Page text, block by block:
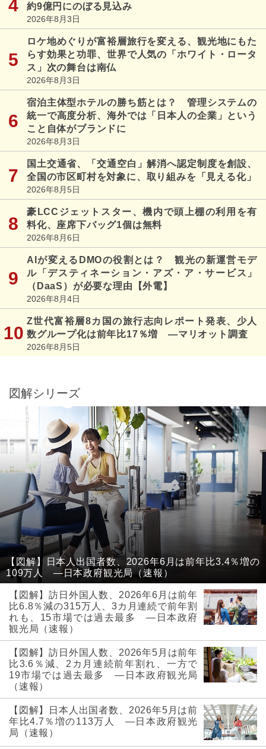
約9億円にのぼる見込み
2026年8月3日
ロケ地めぐりが富裕層旅行を変える、観光地にもた
らす効果と功罪、世界で人気の「ホワイト・ロータ
ス」次の舞台は南仏
2026年8月3日
宿泊主体型ホテルの勝ち筋とは？ 管理システムの
統一で高度分析、海外では「日本人の企業」という
こと自体がブランドに
2026年8月3日
国土交通省、「交通空白」解消へ認定制度を創設、
全国の市区町村を対象に、取り組みを「見える化」
2026年8月5日
豪LCCジェットスター、機内で頭上棚の利用を有
料化、座席下バッグ1個は無料
2026年8月6日
AIが変えるDMOの役割とは？ 観光の新運営モデ
ル「デスティネーション・アズ・ア・サービス」
（DaaS）が必要な理由【外電】
2026年8月4日
Z世代富裕層8カ国の旅行志向レポート発表、少人
数グループ化は前年比17％増 ―マリオット調査
2026年8月5日
図解シリーズ
【図解】日本人出国者数、2026年6月は前年比3.4％増の
109万人 ―日本政府観光局（速報）
【図解】訪日外国人数、2026年6月は前年
比6.8％減の315万人、3カ月連続で前年割
れも、15市場では過去最多 ―日本政府
観光局（速報）
【図解】訪日外国人数、2026年5月は前年
比3.6％減、2カ月連続前年割れ、一方で
19市場では過去最多 ―日本政府観光局
（速報）
【図解】日本人出国者数、2026年5月は前
年比4.7％増の113万人 ―日本政府観光
局（速報）